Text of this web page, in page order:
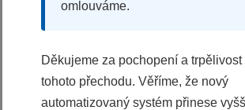
Dopřejte prádlu dokonalou péči i
Vyberte si novou pračku a sušičku
hygienicky čisté prádlo bez žehlení.
omlouváme.
Děkujeme za pochopení a trpělivost
tohoto přechodu. Věříme, že nový
automatizovaný systém přinese